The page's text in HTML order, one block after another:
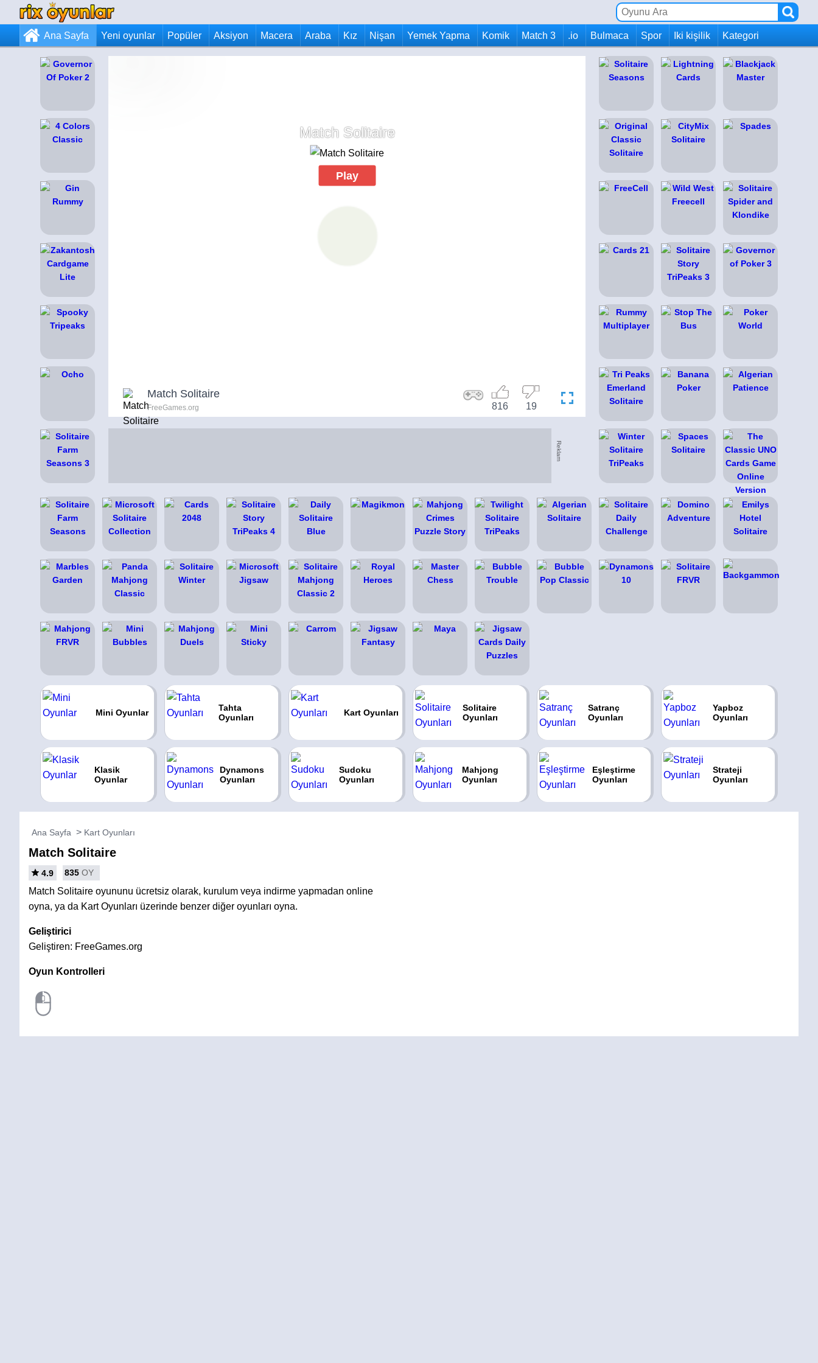
Ana Sayfa Yeni oyunlar Popüler Aksiyon Macera Araba Kız Nişan Yemek Yapma Komik Match 3 .io Bulmaca Spor Iki kişilik Kategori
Match Solitaire
Play
Match Solitaire
FreeGames.org 19
816
Reklam
Mini Oyunlar
Tahta
Oyunları
Kart Oyunları
Solitaire
Oyunları
Satranç
Oyunları
Yapboz
Oyunları
Klasik
Oyunlar
Dynamons
Oyunları
Sudoku
Oyunları
Mahjong
Oyunları
Eşleştirme
Oyunları
Strateji
Oyunları
Ana Sayfa Kart Oyunları
Match Solitaire
4.9 835 OY
Match Solitaire oyununu ücretsiz olarak, kurulum veya indirme yapmadan online
oyna, ya da Kart Oyunları üzerinde benzer diğer oyunları oyna.
Geliştirici
Geliştiren: FreeGames.org
Oyun Kontrolleri